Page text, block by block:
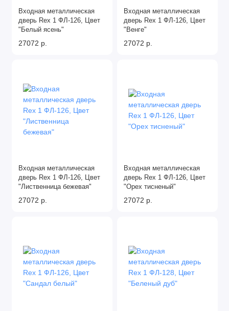
Входная металлическая
дверь Rex 1 ФЛ-126, Цвет
"Белый ясень"
27072 р.
Входная металлическая
дверь Rex 1 ФЛ-126, Цвет
"Венге"
27072 р.
Входная металлическая
дверь Rex 1 ФЛ-126, Цвет
"Лиственница бежевая"
27072 р.
Входная металлическая
дверь Rex 1 ФЛ-126, Цвет
"Орех тисненый"
27072 р.